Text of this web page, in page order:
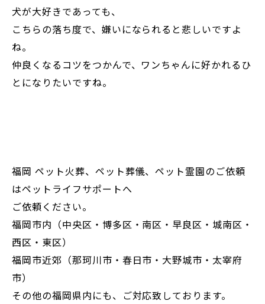
犬が大好きであっても、
こちらの落ち度で、嫌いになられると悲しいですよ
ね。
仲良くなるコツをつかんで、ワンちゃんに好かれるひ
とになりたいですね。
福岡 ペット火葬、ペット葬儀、ペット霊園のご依頼
はペットライフサポートへ
ご依頼ください。
福岡市内（中央区・博多区・南区・早良区・城南区・
西区・東区）
福岡市近郊（那珂川市・春日市・大野城市・太宰府
市）
その他の福岡県内にも、ご対応致しております。